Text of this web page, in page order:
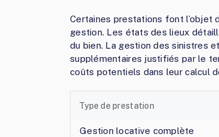
Certaines prestations font l’objet
gestion. Les états des lieux
du bien. La gestion des sinistres
supplémentaires justifiés par le
coûts potentiels dans leur calcul
Type de prestation
Gestion locative complète